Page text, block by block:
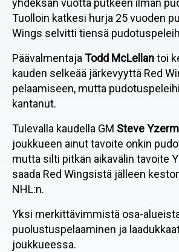
yhdeksän vuotta putkeen ilman
Tuolloin katkesi hurja 25 vuoden
Wings selvitti tiensä
Päävalmentaja Todd McLellantoi
kauden selkeää järkevyyttä Red
pelaamiseen, mutta
kantanut.
Tulevalla kaudella GM Steve
joukkueen ainut tavoite onkin
mutta silti pitkän aikavälin tavoite
saada Red Wingsistä jälleen
NHL:n.
Yksi merkittävimmistä osa-
puolustuspelaaminen ja
joukkueessa.